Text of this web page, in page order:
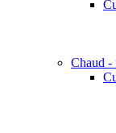
Chaud -